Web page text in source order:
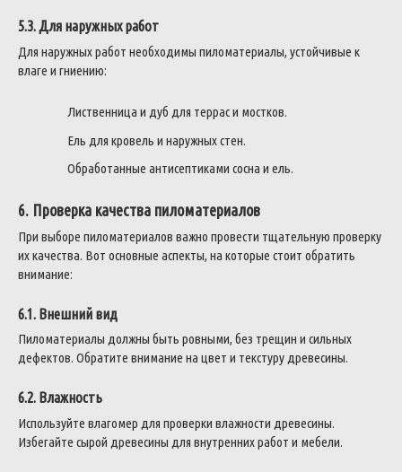
5.3. Для наружных работ
Для наружных работ необходимы пиломатериалы, устойчивые к
влаге и гниению:
Лиственница и дуб для террас и мостков.
Ель для кровель и наружных стен.
Обработанные антисептиками сосна и ель.
6. Проверка качества пиломатериалов
При выборе пиломатериалов важно провести тщательную проверку
их качества. Вот основные аспекты, на которые стоит обратить
внимание:
6.1. Внешний вид
Пиломатериалы должны быть ровными, без трещин и сильных
дефектов. Обратите внимание на цвет и текстуру древесины.
6.2. Влажность
Используйте влагомер для проверки влажности древесины.
Избегайте сырой древесины для внутренних работ и мебели.